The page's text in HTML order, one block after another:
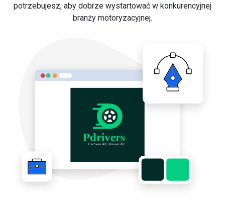
potrzebujesz, aby dobrze wystartować w konkurencyjnej
branży motoryzacyjnej.